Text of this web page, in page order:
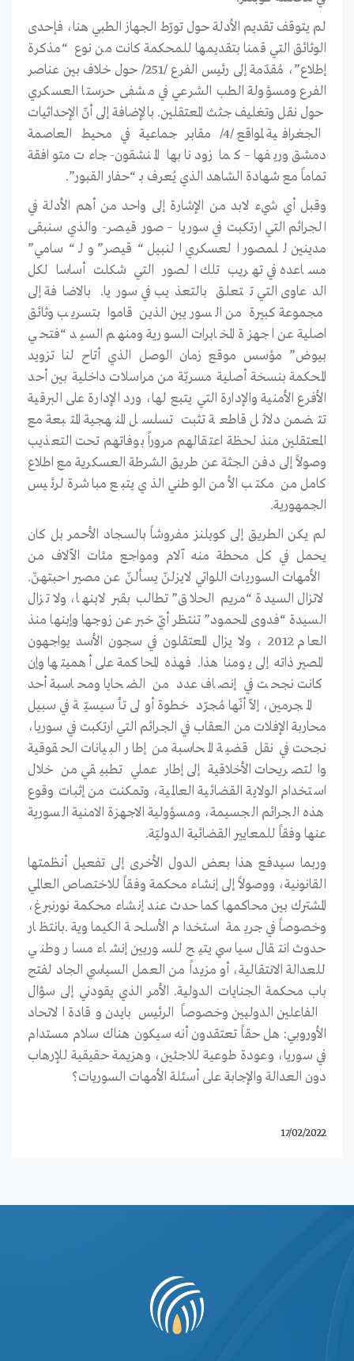
لم يتوقف تقديم الأدلة حول تورّط الجهاز الطبي هنا، فإحدى
الوثائق التي قمنا بتقديمها للمحكمة كانت من نوع “مذكرة
إطلاع”، مُقدّمة إلى رئيس الفرع /251/ حول خلاف بين عناصر
الفرع ومسؤولة الطب الشرعي في مشفى حرستا العسكري
حول نقل وتغليف جثث المعتقلين. بالإضافة إلى أنّ الإحداثيات
الجغرافية لمواقع /4/ مقابر جماعية في محيط العاصمة
دمشق وريفها – كما زودنا بها المنشقون- جاءت متوافقة
تماماً مع شهادة الشاهد الذي يُعرف بـ “حفار القبور”.
وقبل أي شيء لابد من الإشارة إلى واحد من أهم الأدلة في
الجرائم التي ارتكبت في سوريا – صور قيصر- والذي سنبقى
مدينين للمصور العسكري النبيل “قيصر” ولـ “سامي”
مساعده في تهريب تلك الصور التي شكلت أساسا لكل
الدعاوى التي تتعلق بالتعذيب في سوريا. بالاضافة إلى
مجموعة كبيرة من السوريين الذين قاموا بتسريب وثائق
اصلية عن اجهزة المخابرات السورية ومنهم السيد “فتحي
بيوض” مؤسس موقع زمان الوصل الذي أتاح لنا تزويد
المحكمة بنسخة أصلية مسربّة من مراسلات داخلية بين أحد
الأفرع الأمنية والإدارة التي يتبع لها، ورد الإدارة على البرقية
تتضمن دلائل قاطعة تثبت تسلسل المنهجية المتبعة مع
المعتقلين منذ لحظة اعتقالهم مروراً بوفاتهم تحت التعذيب
وصولاً إلى دفن الجثة عن طريق الشرطة العسكرية مع اطلاع
كامل من مكتب الأمن الوطني الذي يتبع مباشرة لرئيس
الجمهورية.
لم يكن الطريق إلى كوبلنز مفروشاً بالسجاد الأحمر بل كان
يحمل في كل محطة منه آلام ومواجع مئات الآلاف من
الأمهات السوريات اللواتي لايزلنّ يسألنّ عن مصير احبتهنّ.
لاتزال السيدة “مريم الحلاق” تطالب بقبر لابنها، ولا تزال
السيدة “فدوى المحمود” تنتظر أيّ خبر عن زوجها وإبنها منذ
العام 2012 ، ولا يزال المعتقلون في سجون الأسد يواجهون
المصير ذاته إلى يومنا هذا. فهذه المحاكمة على أهميتها وإن
كانت نجحت في إنصاف عدد من الضحايا ومحاسبة أحد
المجرمين، إلاّ أنّها مُجرّد خطوة أولى تأسيسيّة في سبيل
محاربة الإفلات من العقاب في الجرائم التي ارتكبت في سوريا،
نجحت في نقل قضية المحاسبة من إطار البيانات الحقوقية
والتصريحات الأخلاقية إلى إطار عملي تطبيقي من خلال
استخدام الولاية القضائية العالمية، وتمكنت من إثبات وقوع
هذه الجرائم الجسيمة، ومسؤولية الاجهزة الامنية السورية
عنها وفقاً للمعايير القضائية الدوليّة.
وربما سيدفع هذا بعض الدول الأخرى إلى تفعيل أنظمتها
القانونية، ووصولاً إلى إنشاء محكمة وفقاً للاختصاص العالمي
المشترك بين محاكمها كما حدث عند إنشاء محكمة نورنبرغ،
وخصوصاً في جريمة استخدام الأسلحة الكيماوية .بانتظار
حدوث انتقال سياسي يتيح للسوريين إنشاء مسار وطني
للعدالة الانتقالية، أو مزيداً من العمل السياسي الجاد لفتح
باب محكمة الجنايات الدولية. الأمر الذي يقودني إلى سؤال
الفاعلين الدوليين وخصوصاً الرئيس بايدن وقادة الاتحاد
الأوروبي: هل حقاً تعتقدون أنه سيكون هناك سلام مستدام
في سوريا، وعودة طوعية للاجئين، وهزيمة حقيقية للإرهاب
دون العدالة والإجابة على أسئلة الأمهات السوريات؟
17/02/2022